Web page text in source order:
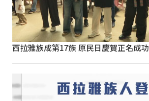
西拉雅族成第17族 原民日慶賀正名成功